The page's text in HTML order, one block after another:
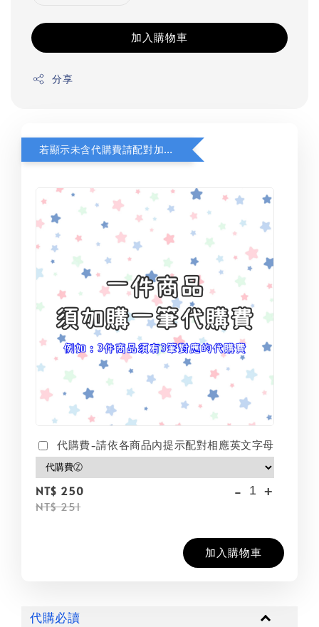
加入購物車
分享
若顯示未含代購費請配對加購(未加購視同無效訂單)
代購費-請依各商品內提示配對相應英文字母
NT$ 250
NT$ 251
- +
加入購物車
代購必讀